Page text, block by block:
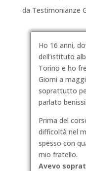
da Testimonianze
Ho 16 anni,
dell’istituto
Torino e ho
Giorni a
soprattutto
parlato
Prima del
difficoltà nel
spesso con
mio fratello.
Avevo